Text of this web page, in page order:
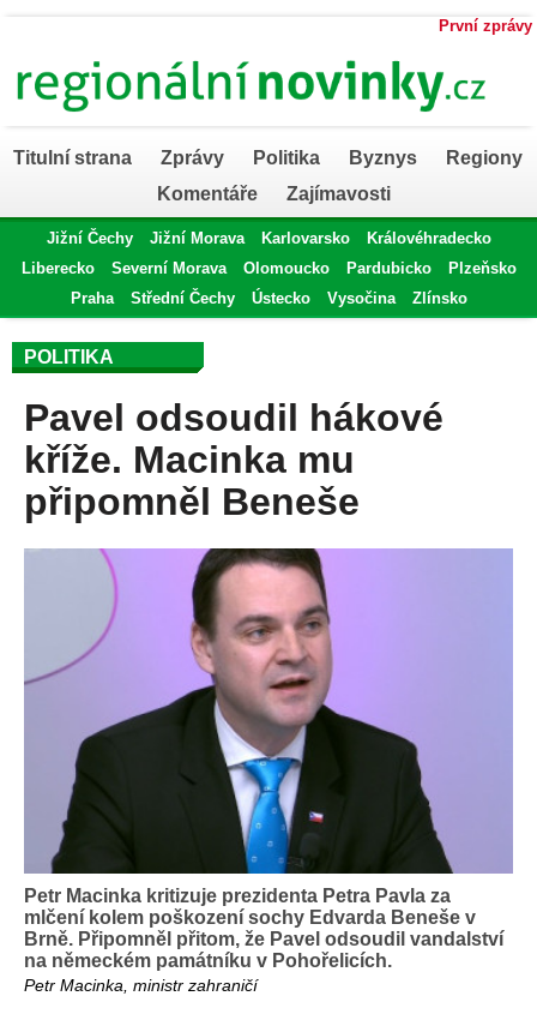
První zprávy
Titulní strana Zprávy Politika Byznys
Regiony
Komentáře
Zajímavosti
Jižní Čechy Jižní Morava Karlovarsko
Královéhradecko
Liberecko
Severní Morava Olomoucko Pardubicko
Plzeňsko
Praha
Střední Čechy Ústecko Vysočina Zlínsko
POLITIKA
Pavel odsoudil hákové
kříže. Macinka mu
připomněl Beneše
Petr Macinka kritizuje prezidenta Petra Pavla za
mlčení kolem poškození sochy Edvarda Beneše v
Brně. Připomněl přitom, že Pavel odsoudil vandalství
na německém památníku v Pohořelicích.
Petr Macinka, ministr zahraničí